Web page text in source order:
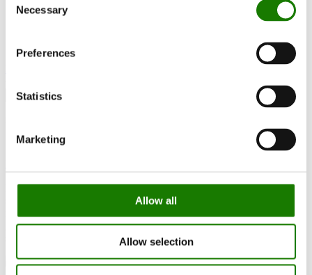
Selection
Necessary
Preferences
Statistics
Marketing
Allow all
Allow selection
Garanti
Pressfoto
RAIS Pilar
Med ett helt unikt läge omgivet av skog och träd ligger en
spännande bostad med gott om plats att leva och bo – och inte minst
golv till tak strömmar höstsolen in och ger fri utblick över årstidernas
skiftningar och naturens fantastiska färgspel.